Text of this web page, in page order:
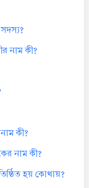
নাম কী?
কী?
নাম কী?
হয় কোথায়?